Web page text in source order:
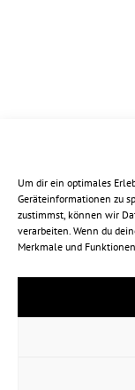
Um dir ein optimales
Geräteinformationen zu
zustimmst, können wir
verarbeiten. Wenn du
Merkmale und